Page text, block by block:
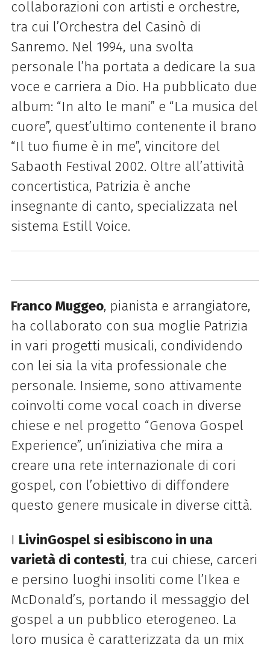
collaborazioni con artisti e orchestre,
tra cui l’Orchestra del Casinò di
Sanremo. Nel 1994, una svolta
personale l’ha portata a dedicare la sua
voce e carriera a Dio. Ha pubblicato due
album: “In alto le mani” e “La musica del
cuore”, quest’ultimo contenente il brano
“Il tuo fiume è in me”, vincitore del
Sabaoth Festival 2002. Oltre all’attività
concertistica, Patrizia è anche
insegnante di canto, specializzata nel
sistema Estill Voice.
Franco Muggeo, pianista e arrangiatore,
ha collaborato con sua moglie Patrizia
in vari progetti musicali, condividendo
con lei sia la vita professionale che
personale. Insieme, sono attivamente
coinvolti come vocal coach in diverse
chiese e nel progetto “Genova Gospel
Experience”, un’iniziativa che mira a
creare una rete internazionale di cori
gospel, con l’obiettivo di diffondere
questo genere musicale in diverse città.
I LivinGospel si esibiscono in una
varietà di contesti, tra cui chiese, carceri
e persino luoghi insoliti come l’Ikea e
McDonald’s, portando il messaggio del
gospel a un pubblico eterogeneo. La
loro musica è caratterizzata da un mix